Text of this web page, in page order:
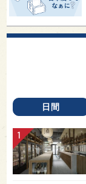
日間